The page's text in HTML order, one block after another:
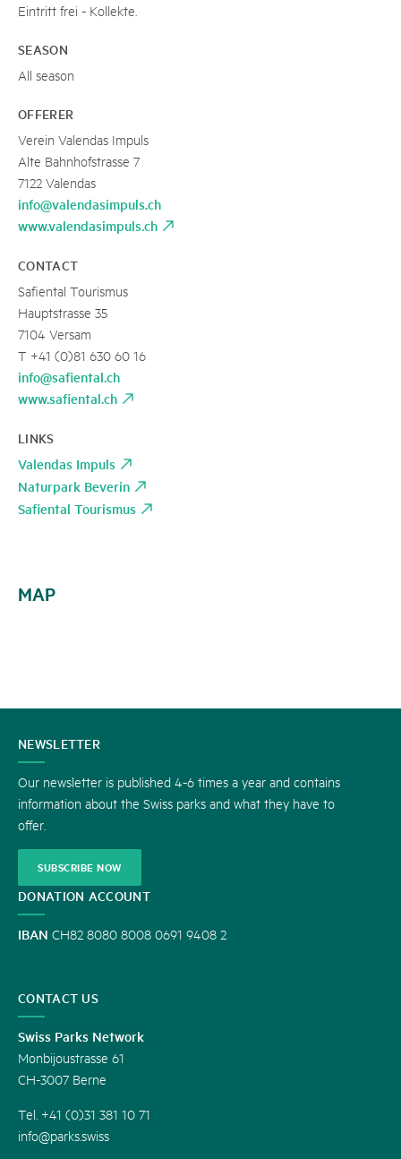
Eintritt frei - Kollekte.
SEASON
All season
OFFERER
Verein Valendas Impuls
Alte Bahnhofstrasse 7
7122 Valendas
info@valendasimpuls.ch
www.valendasimpuls.ch
CONTACT
Safiental Tourismus
Hauptstrasse 35
7104 Versam
T +41 (0)81 630 60 16
info@safiental.ch
www.safiental.ch
LINKS
Valendas Impuls
Naturpark Beverin
Safiental Tourismus
MAP
CONTACT
US
NEWSLETTER
Our newsletter is published 4-6 times a year and contains
information about the Swiss parks and what they have to
offer.
SUBSCRIBE NOW
DONATION ACCOUNT
IBAN CH82 8080 8008 0691 9408 2
CONTACT US
Swiss Parks Network
Monbijoustrasse 61
CH-3007 Berne
Tel. +41 (0)31 381 10 71
info@parks.swiss